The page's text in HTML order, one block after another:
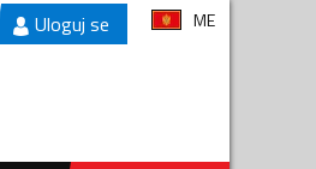
Uloguj se ME